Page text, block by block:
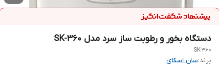
دستگاه بخور و رطوبت ساز سرد مدل SK-360
SK-360
برند:سان اسکای